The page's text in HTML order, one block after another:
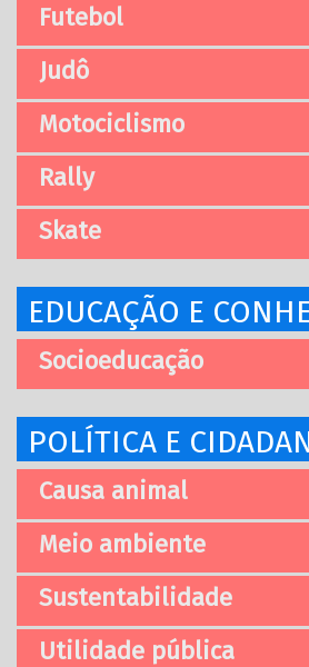
Futebol
Judô
Motociclismo
Rally
Skate
EDUCAÇÃO E
Socioeducação
POLÍTICA E
Causa animal
Meio ambiente
Sustentabilidade
Utilidade pública